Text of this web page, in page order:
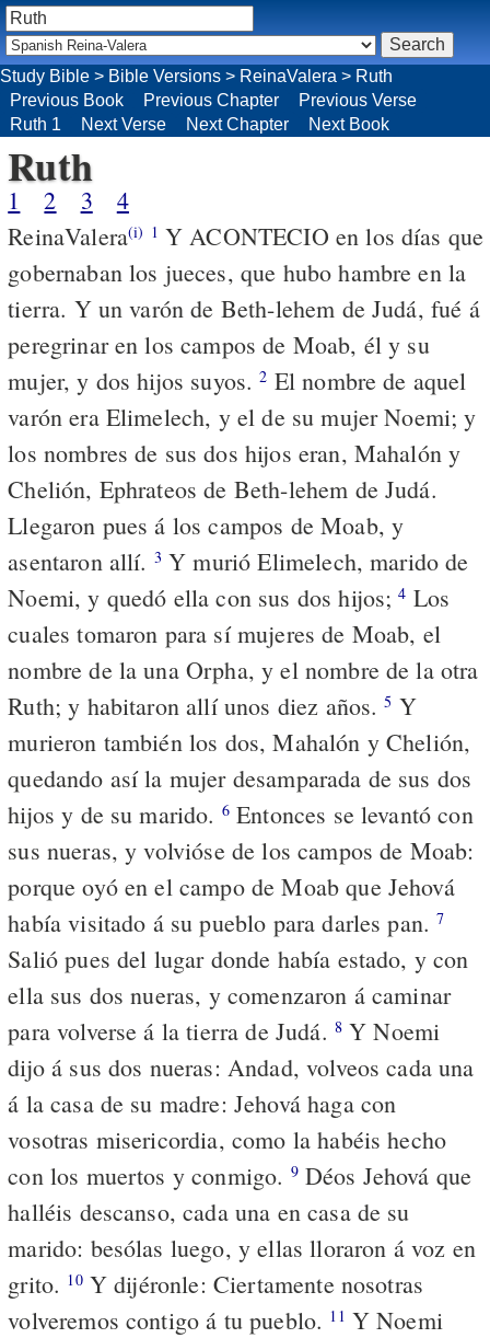
Study Bible > Bible Versions > ReinaValera > Ruth
Previous Book
Previous Chapter
Previous Verse
Ruth 1
Next Verse Next Chapter Next Book
Ruth
1 2 3
4
ReinaValera(i) 1 Y ACONTECIO en los días que
gobernaban los jueces, que hubo hambre en la
tierra. Y un varón de Beth-lehem de Judá, fué á
peregrinar en los campos de Moab, él y su
mujer, y dos hijos suyos.2 El nombre de aquel
varón era Elimelech, y el de su mujer Noemi; y
los nombres de sus dos hijos eran, Mahalón y
Chelión, Ephrateos de Beth-lehem de Judá.
Llegaron pues á los campos de Moab, y
asentaron allí. 3 Y murió Elimelech, marido de
Noemi, y quedó ella con sus dos hijos;4 Los
cuales tomaron para sí mujeres de Moab, el
nombre de la una Orpha, y el nombre de la otra
Ruth; y habitaron allí unos diez años.5 Y
murieron también los dos, Mahalón y Chelión,
quedando así la mujer desamparada de sus dos
hijos y de su marido. 6Entonces se levantó con
sus nueras, y volvióse de los campos de Moab:
porque oyó en el campo de Moab que Jehová
había visitado á su pueblo para darles pan.7
Salió pues del lugar donde había estado, y con
ella sus dos nueras, y comenzaron á caminar
para volverse á la tierra de Judá. 8 Y Noemi
dijo á sus dos nueras: Andad, volveos cada una
á la casa de su madre: Jehová haga con
vosotras misericordia, como la habéis hecho
con los muertos y conmigo. 9Déos Jehová que
halléis descanso, cada una en casa de su
marido: besólas luego, y ellas lloraron á voz en
grito. 10Y dijéronle: Ciertamente nosotras
volveremos contigo á tu pueblo. 11 Y Noemi